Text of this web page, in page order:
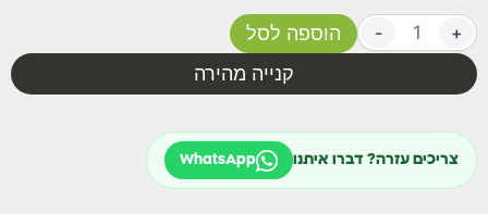
- +
הוספה לסל
קנייה מהירה
צריכים עזרה? דברו איתנו WhatsApp